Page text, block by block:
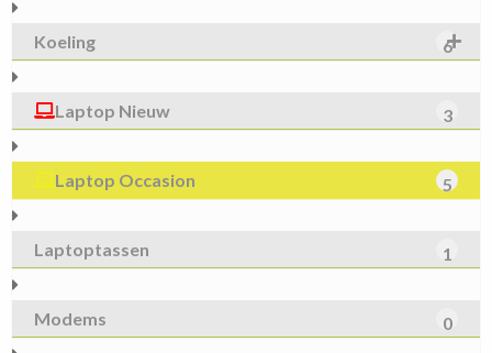
Koeling 6
Laptop Nieuw 3
Laptop Occasion 5
Laptoptassen 1
Modems 0